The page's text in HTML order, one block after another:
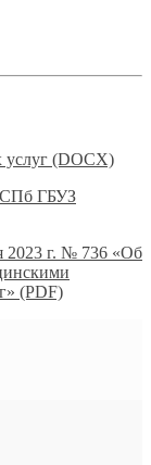
услуг (DOCX)
СПб ГБУЗ
2023 г. № 736 «Об
(PDF)